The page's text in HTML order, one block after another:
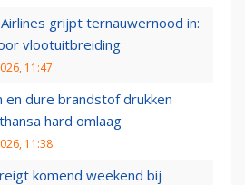
grijpt ternauwernood in:
vlootuitbreiding
11:47
en dure brandstof drukken
hard omlaag
11:38
komend weekend bij